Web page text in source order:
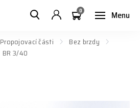
Menu
0
Propojovací části
Bez brzdy
BR 3/40